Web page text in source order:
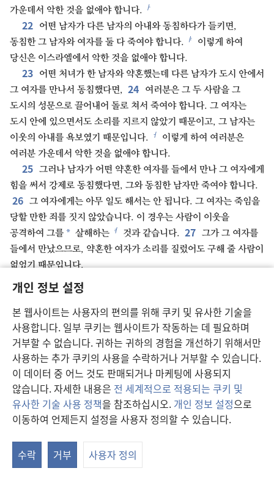
개인 정보 설정
본 웹사이트는 사용자의 편의를 위해 쿠키 및 유사한 기술을
사용합니다. 일부 쿠키는 웹사이트가 작동하는 데 필요하며
거부할 수 없습니다. 귀하는 귀하의 경험을 개선하기 위해서만
사용하는 추가 쿠키의 사용을 수락하거나 거부할 수 있습니다.
이 데이터 중 어느 것도 판매되거나 마케팅에 사용되지
않습니다. 자세한 내용은 전 세계적으로 적용되는 쿠키 및
유사한 기술 사용 정책을 참조하십시오. 개인 정보 설정으로
이동하여 언제든지 설정을 사용자 정의할 수 있습니다.
수락 거부 사용자 정의
가운데서 악한 것을 없애야 합니다. ㅏ
22
어떤 남자가 다른 남자의 아내와 동침하다가 들키면,
동침한 그 남자와 여자를 둘 다 죽여야 합니다. ㅑ
이렇게 하여
당신은 이스라엘에서 악한 것을 없애야 합니다.
23
어떤 처녀가 한 남자와 약혼했는데 다른 남자가 도시 안에서
그 여자를 만나서 동침했다면, 24
여러분은 그 두 사람을 그
도시의 성문으로 끌어내어 돌로 쳐서 죽여야 합니다. 그 여자는
도시 안에 있으면서도 소리를 지르지 않았기 때문이고, 그 남자는
이웃의 아내를 욕보였기 때문입니다. ㅓ
이렇게 하여 여러분은
여러분 가운데서 악한 것을 없애야 합니다.
25 그러나 남자가 어떤 약혼한 여자를 들에서 만나 그 여자에게
힘을 써서 강제로 동침했다면, 그와 동침한 남자만 죽여야 합니다.
26 그 여자에게는 아무 일도 해서는 안 됩니다. 그 여자는 죽임을
당할 만한 죄를 짓지 않았습니다. 이 경우는 사람이 이웃을
공격하여 그를 * 살해하는 ㅕ 것과 같습니다. 27 그가 그 여자를
들에서 만났으므로, 약혼한 여자가 소리를 질렀어도 구해 줄 사람이
없었기 때문입니다.
28 어떤 남자가 약혼하지 않은 처녀를 만나서 그를 붙잡고
동침하다가 들키면,
아버지에게 은 50세겔을 주어야 하며 그 여자는 그의 아내가 될
것입니다. ㅛ 그가 그 여자를 욕보였으므로 그는 평생 그 여자와
이혼할 수 없습니다.
30 그 누구도 자기 아버지의 아내를 취해 아버지에게 불명예를
돌려서는 * 안 됩니다.” ㅜ
이전 다음